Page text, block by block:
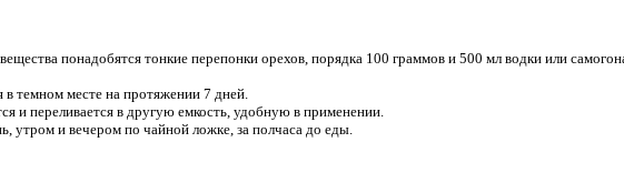
понадобятся тонкие перепонки орехов, порядка 100 граммов и 500 мл водки или
темном месте на протяжении 7 дней.
и переливается в другую емкость, удобную в применении.
утром и вечером по чайной ложке, за полчаса до еды.